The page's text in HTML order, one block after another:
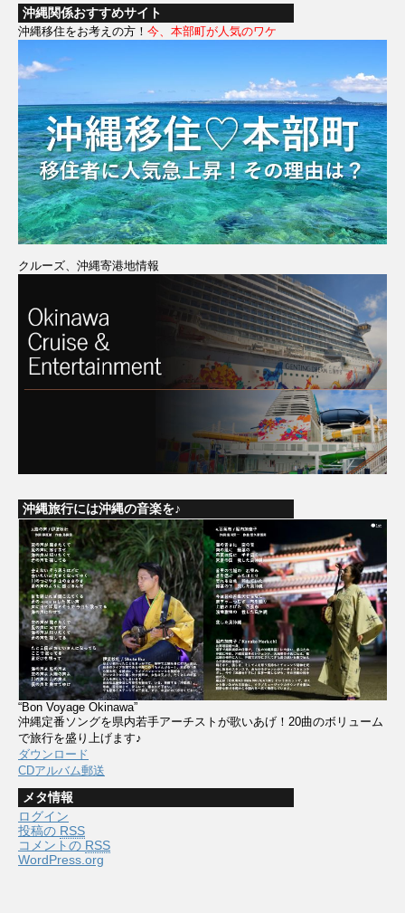
沖縄関係おすすめサイト
沖縄移住をお考えの方！ 今、本部町が人気のワケ
クルーズ、沖縄寄港地情報
沖縄旅行には沖縄の音楽を♪
“Bon Voyage Okinawa”
沖縄定番ソングを県内若手アーチストが歌いあげ！20曲のボリューム
で旅行を盛り上げます♪
ダウンロード
CDアルバム郵送
メタ情報
ログイン
投稿の RSS
コメントの RSS
WordPress.org